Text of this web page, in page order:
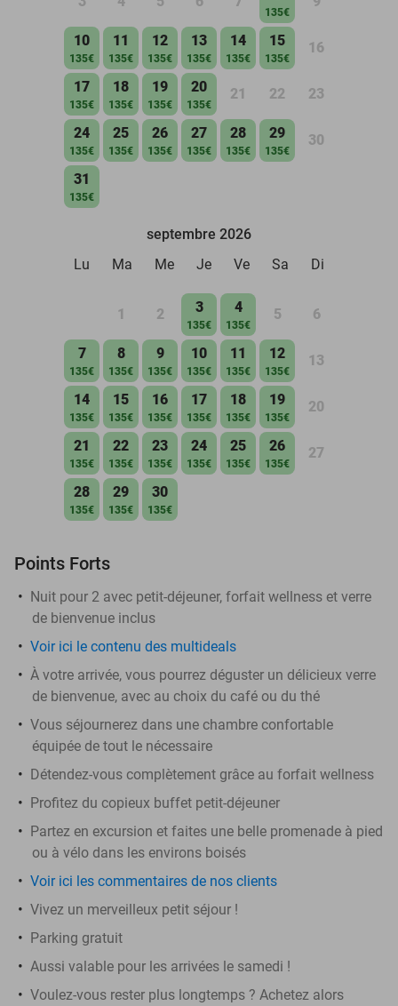
135€
10
135€
11
135€
12
135€
13
135€
14
135€
15
135€
16
17
135€
18
135€
19
135€
20
135€
21 22 23
24
135€
25
135€
26
135€
27
135€
28
135€
29
135€
30
31
135€
septembre 2026
Lu
Ma Me Je Ve Sa Di
1 2 3
135€
4
135€
5 6
7
135€
8
135€
9
135€
10
135€
11
135€
12
135€
13
14
135€
15
135€
16
135€
17
135€
18
135€
19
135€
20
21
135€
22
135€
23
135€
24
135€
25
135€
26
135€
27
28
135€
29
135€
30
135€
Points Forts
Nuit pour 2 avec petit-déjeuner, forfait wellness et verre
de bienvenue inclus
Voir ici le contenu des multideals
À votre arrivée, vous pourrez déguster un délicieux verre
de bienvenue, avec au choix du café ou du thé
Vous séjournerez dans une chambre confortable
équipée de tout le nécessaire
Détendez-vous complètement grâce au forfait wellness
Profitez du copieux buffet petit-déjeuner
Partez en excursion et faites une belle promenade à pied
ou à vélo dans les environs boisés
Voir ici les commentaires de nos clients
Vivez un merveilleux petit séjour !
Parking gratuit
Aussi valable pour les arrivées le samedi !
Voulez-vous rester plus longtemps ? Achetez alors